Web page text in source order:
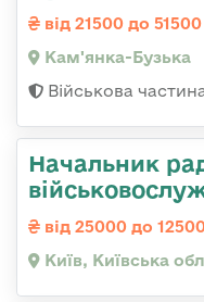
від 21500 до
Кам'янка-Бузька
Військова
Начальник
від 25000 до
Київ, Київська